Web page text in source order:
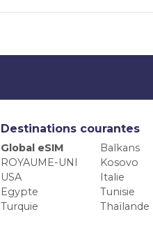
Destinations courantes
Global eSIM
Balkans
ROYAUME-UNI
Kosovo
USA
Italie
Egypte
Tunisie
Turquie
Thaïlande